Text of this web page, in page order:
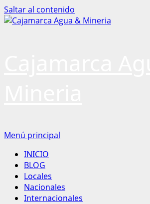
Saltar al contenido
Menú principal
INICIO
BLOG
Locales
Nacionales
Internacionales